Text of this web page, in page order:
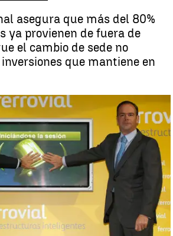
asegura que más del 80%
ya provienen de fuera de
el cambio de sede no
que mantiene en